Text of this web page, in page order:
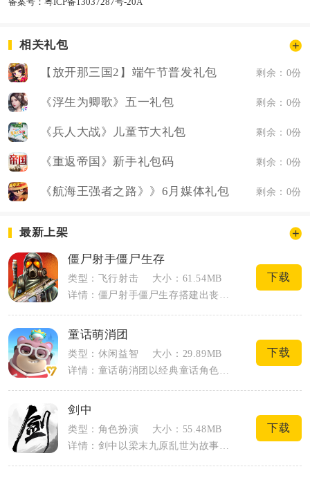
相关礼包
【放开那三国2】端午节普发礼包 剩余：0份
《浮生为卿歌》五一礼包 剩余：0份
《兵人大战》儿童节大礼包 剩余：0份
《重返帝国》新手礼包码 剩余：0份
《航海王强者之路》》6月媒体礼包 剩余：0份
最新上架
僵尸射手僵尸生存
类型：飞行射击
大小：61.54MB
下载
童话萌消团
类型：休闲益智
大小：29.89MB
下载
剑中
类型：角色扮演
大小：55.48MB
详情：剑中以梁末九原乱世为故事基底，打造写实暗黑国风武侠MMO手游，玩家化身初入江...
下载